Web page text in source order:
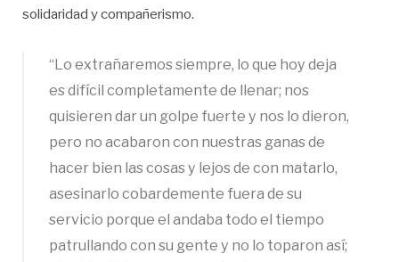
solidaridad y compañerismo.
“Lo extrañaremos siempre, lo que hoy deja
es difícil completamente de llenar; nos
quisieren dar un golpe fuerte y nos lo dieron,
pero no acabaron con nuestras ganas de
hacer bien las cosas y lejos de con matarlo,
asesinarlo cobardemente fuera de su
servicio porque el andaba todo el tiempo
patrullando con su gente y no lo toparon así;